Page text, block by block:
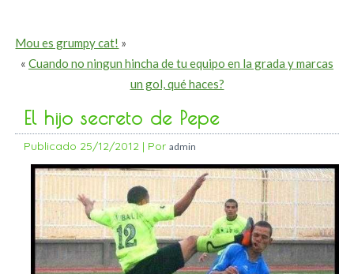
Mou es grumpy cat! »
« Cuando no ningun hincha de tu equipo en la grada y marcas
un gol, qué haces?
El hijo secreto de Pepe
Publicado 25/12/2012 | Por admin